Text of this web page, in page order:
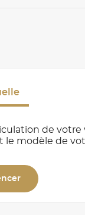
de votre
modèle de